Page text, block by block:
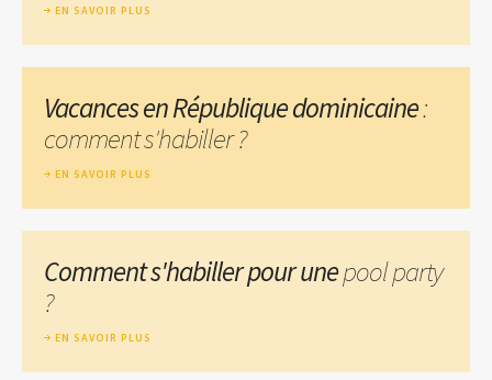
EN SAVOIR PLUS
Vacances en République dominicaine:
comment s'habiller ?
EN SAVOIR PLUS
Comment s'habiller pour unepool party
?
EN SAVOIR PLUS